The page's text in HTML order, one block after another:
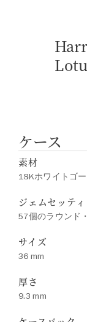
ケース
素材
18Kホワイトゴ
ジェムセッテ
57個のラウンド
サイズ
36 mm
厚さ
9.3 mm